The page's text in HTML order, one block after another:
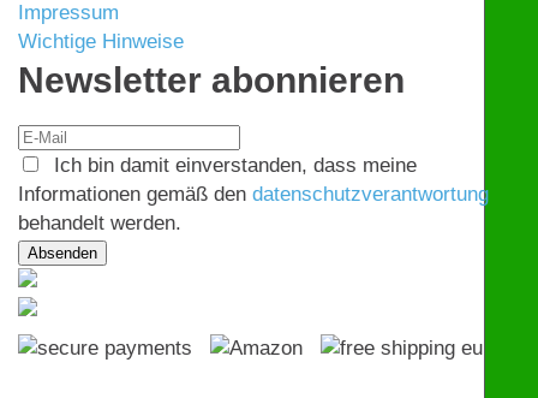
Impressum
Wichtige Hinweise
Newsletter abonnieren
Ich bin damit einverstanden, dass meine
Informationen gemäß den datenschutzverantwortung
behandelt werden.